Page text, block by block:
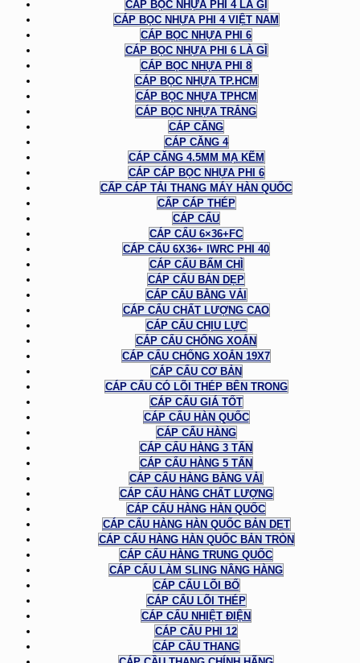
CÁP BỌC NHỰA PHI 4 LÀ GÌ
CÁP BỌC NHỰA PHI 4 VIỆT NAM
CÁP BỌC NHỰA PHI 6
CÁP BỌC NHỰA PHI 6 LÀ GÌ
CÁP BỌC NHỰA PHI 8
CÁP BỌC NHỰA TP.HCM
CÁP BỌC NHỰA TPHCM
CÁP BỌC NHỰA TRẮNG
CÁP CĂNG
CÁP CĂNG 4
CÁP CĂNG 4.5MM MẠ KẼM
CÁP CÁP BỌC NHỰA PHI 6
CẤP CÁP TẢI THANG MÁY HÀN QUỐC
CẤP CÁP THÉP
CÁP CẨU
CÁP CẨU 6×36+FC
CÁP CẨU 6X36+ IWRC PHI 40
CÁP CẨU BẤM CHÌ
CÁP CẨU BẢN DẸP
CÁP CẨU BẰNG VẢI
CÁP CẨU CHẤT LƯỢNG CAO
CÁP CẨU CHỊU LỰC
CÁP CẨU CHỐNG XOẮN
CÁP CẨU CHỐNG XOẮN 19X7
CÁP CẨU CƠ BẢN
CÁP CẨU CÓ LÕI THÉP BÊN TRONG
CÁP CẨU GIÁ TỐT
CÁP CẨU HÀN QUỐC
CÁP CẨU HÀNG
CÁP CẨU HÀNG 3 TẤN
CÁP CẨU HÀNG 5 TẤN
CÁP CẨU HÀNG BẰNG VẢI
CÁP CẨU HÀNG CHẤT LƯỢNG
CÁP CẨU HÀNG HÀN QUỐC
CÁP CẨU HÀNG HÀN QUỐC BẢN DẸT
CÁP CẨU HÀNG HÀN QUỐC BẢN TRÒN
CÁP CẨU HÀNG TRUNG QUỐC
CÁP CẨU LÀM SLING NÂNG HÀNG
CÁP CẨU LÕI BỐ
CÁP CẨU LÕI THÉP
CÁP CẨU NHIỆT ĐIỆN
CÁP CẨU PHI 12
CÁP CẦU THANG